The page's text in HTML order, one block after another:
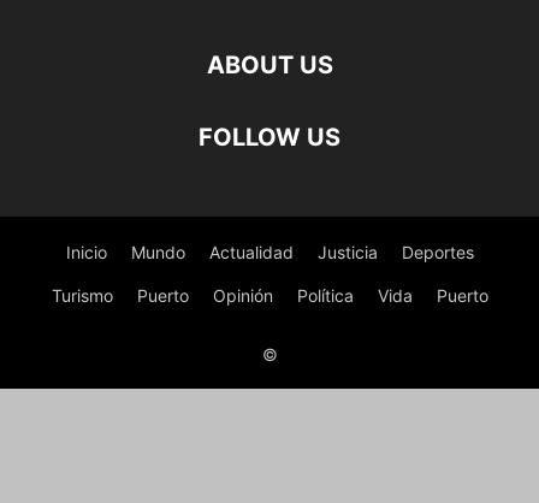
ABOUT US
FOLLOW US
Inicio Mundo Actualidad Justicia Deportes
Turismo Puerto Opinión Política Vida Puerto
©